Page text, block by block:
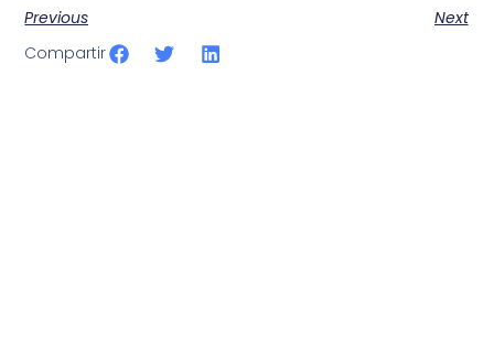
Previous
Next
Compartir